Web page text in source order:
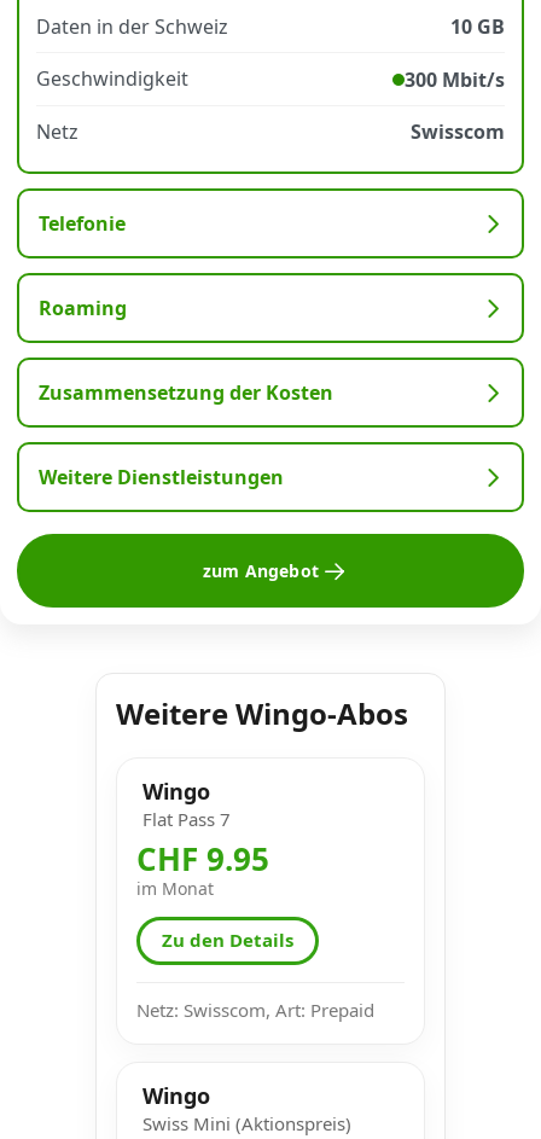
Daten in der Schweiz
10 GB
Geschwindigkeit
300 Mbit/s
Netz
Swisscom
Telefonie
Roaming
Zusammensetzung der Kosten
Weitere Dienstleistungen
zum Angebot
Weitere Wingo-Abos
Wingo
Flat Pass 7
CHF 9.95
im Monat
Zu den Details
Netz: Swisscom, Art: Prepaid
Wingo
Swiss Mini (Aktionspreis)